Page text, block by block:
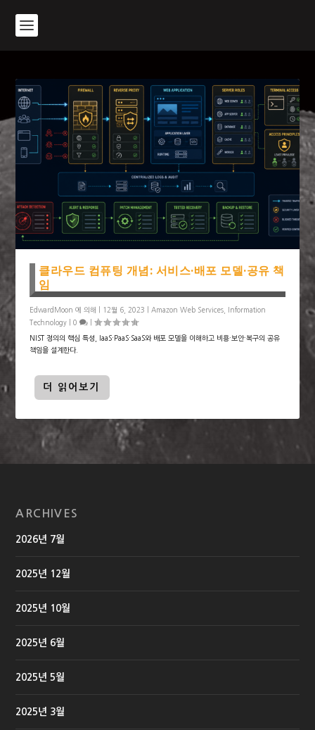
클라우드 컴퓨팅 개념: 서비스·배포 모델·공유 책
임
EdwardMoon 에 의해 | 12월 6, 2023 Amazon Web Services
Information
Technology |0 |
NIST 정의의 핵심 특성, IaaS·PaaS·SaaS와 배포 모델을 이해하고 비용·보안·복구의 공유
책임을 설계한다.
더 읽어보기
ARCHIVES
2026년 7월
2025년 12월
2025년 10월
2025년 6월
2025년 5월
2025년 3월